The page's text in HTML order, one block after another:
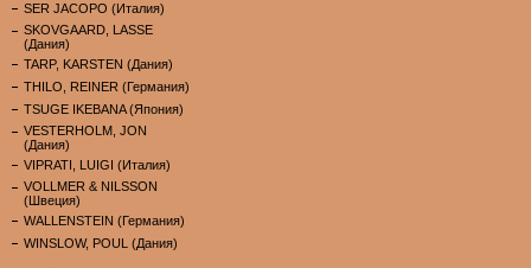
SER JACOPO (Италия)
SKOVGAARD, LASSE
(Дания)
TARP, KARSTEN (Дания)
THILO, REINER (Германия)
TSUGE IKEBANA (Япония)
VESTERHOLM, JON
(Дания)
VIPRATI, LUIGI (Италия)
VOLLMER & NILSSON
(Швеция)
WALLENSTEIN (Германия)
WINSLOW, POUL (Дания)